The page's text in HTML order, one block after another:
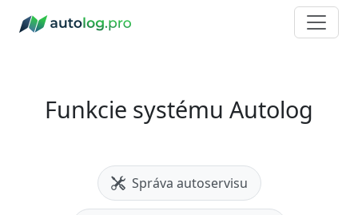
Funkcie systému Autolog
Správa autoservisu